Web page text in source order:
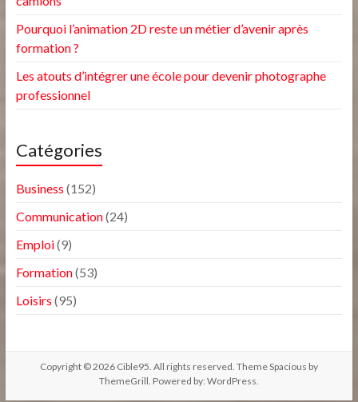
Pourquoi l’animation 2D reste un métier d’avenir après
formation ?
Les atouts d’intégrer une école pour devenir photographe
professionnel
Catégories
Business (152)
Communication(24)
Emploi(9)
Formation(53)
Loisirs (95)
Copyright © 2026 Cible95 . All rights reserved. ThemeSpacious by
ThemeGrill. Powered by: WordPress